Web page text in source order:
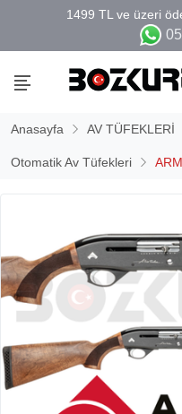
Anasayfa AV TÜFEKLERİ
Otomatik Av Tüfekleri